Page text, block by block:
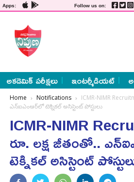
Apps: Follow us on:
అకడెమిక్ పరీక్షలు ఇంటర్మీడియట్
Home Notifications
ICMR-NIMR
ఎన్‌ఐఎంఆర్‌లో టెక్నికల్‌ అసిస్టెంట్ పోస్టులు
ICMR-NIMR
రూ. ల‌క్ష జీతంతో..
టెక్నికల్‌ అసిస్టెంట్